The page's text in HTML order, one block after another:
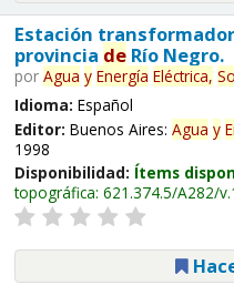
Estación
provincia deRío Negro.
por Agua y Energía Eléctrica,
Idioma: Español
Editor: Buenos Aires: Agua y
1998
Disponibilidad: Ítems
topográfica: 621.374.5/A282/